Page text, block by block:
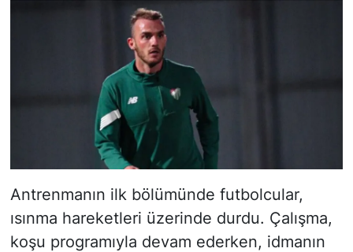
Antrenmanın ilk bölümünde futbolcular,
ısınma hareketleri üzerinde durdu. Çalışma,
koşu programıyla devam ederken, idmanın